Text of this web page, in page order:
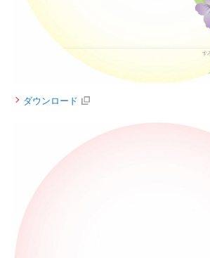
ダウンロード